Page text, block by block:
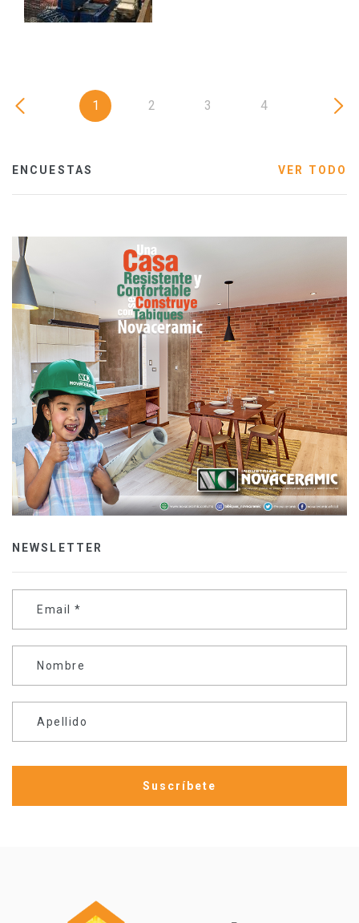
1 2 3 4
ENCUESTAS VER TODO
NEWSLETTER
Email *
Nombre
Apellido